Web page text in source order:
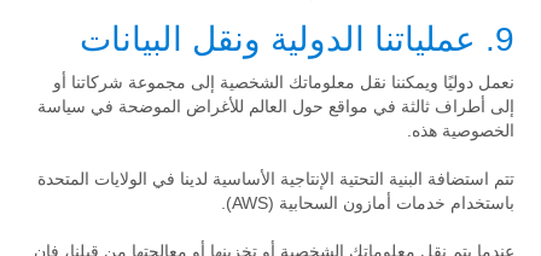
9. عملياتنا الدولية ونقل البيانات
نعمل دوليًا ويمكننا نقل معلوماتك الشخصية إلى مجموعة شركاتنا أو
إلى أطراف ثالثة في مواقع حول العالم للأغراض الموضحة في سياسة
الخصوصية هذه.
تتم استضافة البنية التحتية الإنتاجية الأساسية لدينا في الولايات المتحدة
باستخدام خدمات أمازون السحابية (AWS).
عندما يتم نقل معلوماتك الشخصية أو تخزينها أو معالجتها من قبلنا، فإن